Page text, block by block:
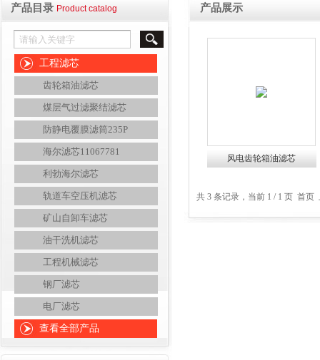
产品目录 Product catalog
工程滤芯
齿轮箱油滤芯
煤层气过滤聚结滤芯
防静电覆膜滤筒235P
海尔滤芯11067781
利勃海尔滤芯
轨道车空压机滤芯
矿山自卸车滤芯
油干洗机滤芯
工程机械滤芯
钢厂滤芯
电厂滤芯
查看全部产品
产品展示
风电齿轮箱油滤芯
共 3 条记录，当前 1 / 1 页 首